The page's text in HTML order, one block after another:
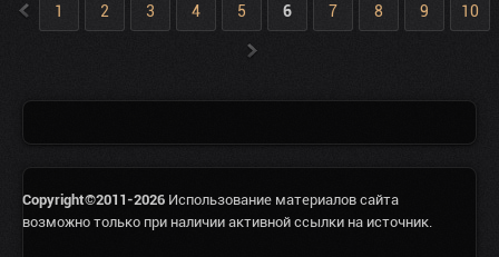
1 2 3 4 5 6 7 8 9 10
Copyright©2011-2026 Использование материалов сайта
возможно только при наличии активной ссылки на источник.